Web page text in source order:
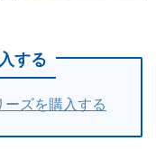
する
ズを購入する